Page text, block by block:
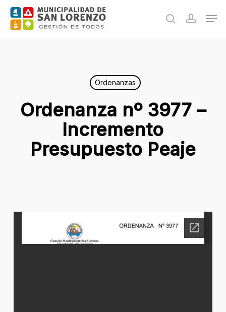
Skip
search
Ordenanzas
Ordenanza nº 3977 –
Incremento
Presupuesto Peaje